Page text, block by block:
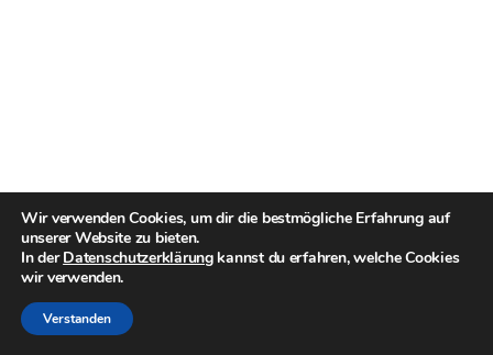
Wir verwenden Cookies, um dir die bestmögliche Erfahrung auf
unserer Website zu bieten.
In derDatenschutzerklärungkannst du erfahren, welche Cookies
wir verwenden.
Verstanden